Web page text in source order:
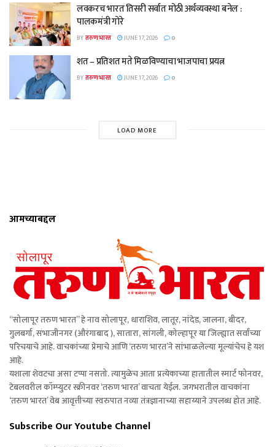
लवकरच भारत तिसरी सर्वात मोठी अर्थव्यवस्था बनेल :
पालकमंत्री गोरे
BYतरुण भारत JUNE 17, 2026 0
शत – प्रतिशत मते मिळविण्याचा भाजपाचा प्रयत्न
BYतरुण भारत JUNE 17, 2026 0
LOAD MORE
आमच्याबद्दल
“सोलापूर तरुण भारत” हे नाव सोलापूर, धाराशिव, लातूर, नांदेड, जालना, बीदर,
गुलबर्गा, संभाजीनगर (औरंगाबाद ), सातारा, सांगली, कोल्हापूर या जिल्ह्यात सर्वांच्या
परिचयाचे आहे. वाचकांच्या प्रेमाचे आणि ‘तरुण भारत’ने सांभाळलेल्या मूल्यांचेच हे यश
आहे.
यशाला शेवटचा असा टप्पा नसतो. त्यामुळेच आता प्रत्येकाच्या हातातील स्मार्ट फोनवर,
टेबलवरील कॉम्प्युटर स्क्रीनवर ‘तरुण भारत’ वाचता येईल. जगभरातील वाचकांना
‘तरुण भारत’ वेब आवृत्तीच्या स्वरुपात नव्या तंत्रज्ञानाच्या सहाय्याने उपलब्ध होत आहे.
Subscribe Our Youtube Channel